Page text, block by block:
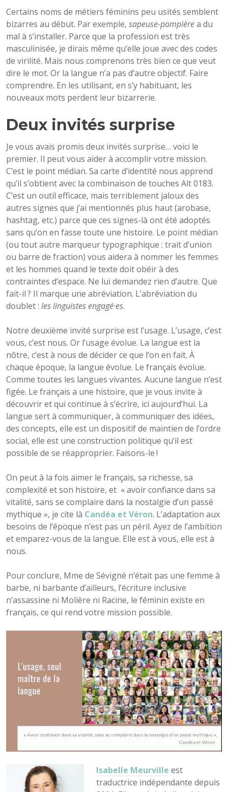
Certains noms de métiers féminins peu usités semblent
bizarres au début. Par exemple, sapeuse-pompièrea du
mal à s’installer. Parce que la profession est très
masculinisée, je dirais même qu’elle joue avec des codes
de virilité. Mais nous comprenons très bien ce que veut
dire le mot. Or la langue n’a pas d’autre objectif. Faire
comprendre. En les utilisant, en s’y habituant, les
nouveaux mots perdent leur bizarrerie.
Deux invités surprise
Je vous avais promis deux invités surprise… voici le
premier. Il peut vous aider à accomplir votre mission.
C’est le point médian. Sa carte d’identité nous apprend
qu’il s’obtient avec la combinaison de touches Alt 0183.
C’est un outil efficace, mais terriblement jaloux des
autres signes que j’ai mentionnés plus haut (arobase,
hashtag, etc.) parce que ces signes-là ont été adoptés
sans qu’on en fasse toute une histoire. Le point médian
(ou tout autre marqueur typographique : trait d’union
ou barre de fraction) vous aidera à nommer les femmes
et les hommes quand le texte doit obéir à des
contraintes d’espace. Ne lui demandez rien d’autre. Que
fait-il ? Il marque une abréviation. L’abréviation du
doublet : les linguistes engagé·es.
Notre deuxième invité surprise est l’usage. L’usage, c’est
vous, c’est nous. Or l’usage évolue. La langue est la
nôtre, c’est à nous de décider ce que l’on en fait. À
chaque époque, la langue évolue. Le français évolue.
Comme toutes les langues vivantes. Aucune langue n’est
figée. Le français a une histoire, que je vous invite à
découvrir et qui continue à s’écrire, ici aujourd’hui. La
langue sert à communiquer, à communiquer des idées,
des concepts, elle est un dispositif de maintien de l’ordre
social, elle est une construction politique qu’il est
possible de se réapproprier. Faisons-le !
On peut à la fois aimer le français, sa richesse, sa
complexité et son histoire, et « avoir confiance dans sa
vitalité, sans se complaire dans la nostalgie d’un passé
mythique », je cite là Candéa et Véron. L’adaptation aux
besoins de l’époque n’est pas un péril. Ayez de l’ambition
et emparez-vous de la langue. Elle est à vous, elle est à
nous.
Pour conclure, Mme de Sévigné n’était pas une femme à
barbe, ni barbante d’ailleurs, l’écriture inclusive
n’assassine ni Molière ni Racine, le féminin existe en
français, ce qui rend votre mission possible.
Isabelle Meurville est
traductrice indépendante depuis